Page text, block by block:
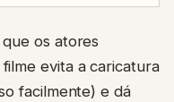
os atores
evita a caricatura
facilmente) e dá